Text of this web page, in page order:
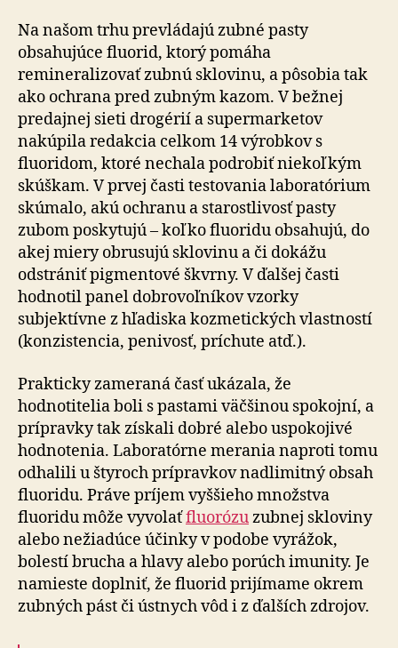
Na našom trhu prevládajú zubné pasty
obsahujúce fluorid, ktorý pomáha
remineralizovať zubnú sklovinu, a pôsobia tak
ako ochrana pred zubným kazom. V bežnej
predajnej sieti drogérií a supermarketov
nakúpila redakcia celkom 14 výrobkov s
fluoridom, ktoré nechala podrobiť niekoľkým
skúškam. V prvej časti testovania laboratórium
skúmalo, akú ochranu a starostlivosť pasty
zubom poskytujú – koľko fluoridu obsahujú, do
akej miery obrusujú sklovinu a či dokážu
odstrániť pigmentové škvrny. V ďalšej časti
hodnotil panel dobrovoľníkov vzorky
subjektívne z hľadiska kozmetických vlastností
(konzistencia, penivosť, príchute atď.).
Prakticky zameraná časť ukázala, že
hodnotitelia boli s pastami väčšinou spokojní, a
prípravky tak získali dobré alebo uspokojivé
hodnotenia. Laboratórne merania naproti tomu
odhalili u štyroch prípravkov nadlimitný obsah
fluoridu. Práve príjem vyššieho množstva
fluoridu môže vyvolaťfluorózuzubnej skloviny
alebo nežiadúce účinky v podobe vyrážok,
bolestí brucha a hlavy alebo porúch imunity. Je
namieste doplniť, že fluorid prijímame okrem
zubných pást či ústnych vôd i z ďalších zdrojov.